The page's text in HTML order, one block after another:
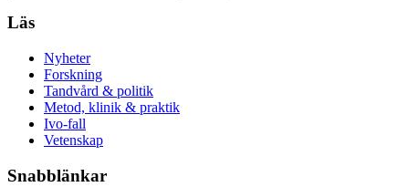
Läs
Nyheter
Forskning
Tandvård & politik
Metod, klinik & praktik
Ivo-fall
Vetenskap
Snabblänkar